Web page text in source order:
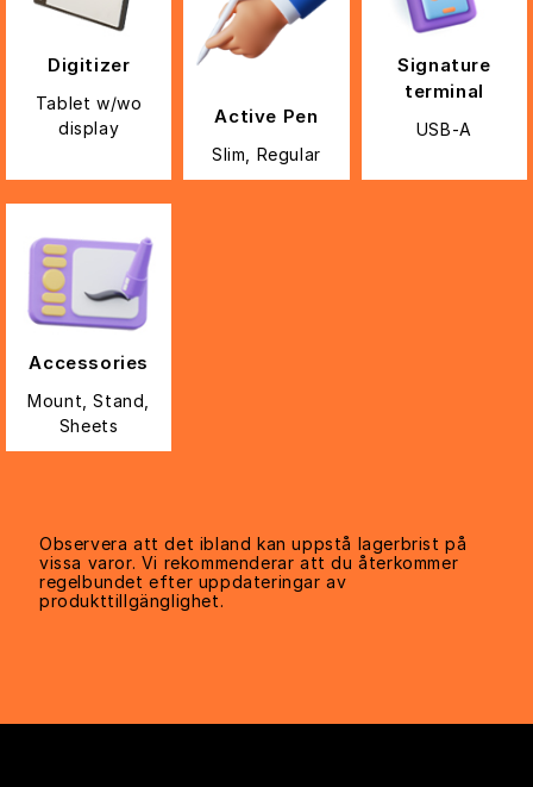
Digitizer
Tablet w/wo
display
Active Pen
Slim, Regular
Signature
terminal
USB-A
Accessories
Mount, Stand,
Sheets
Observera att det ibland kan uppstå lagerbrist på
vissa varor. Vi rekommenderar att du återkommer
regelbundet efter uppdateringar av
produkttillgänglighet.